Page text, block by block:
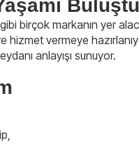
birçok markanın yer
hizmet vermeye
anlayışı sunuyor.